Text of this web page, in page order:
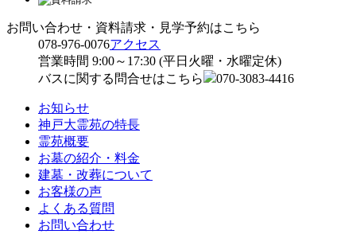
お問い合わせ・資料請求・見学予約はこちら
078-976-0076アクセス
営業時間 9:00～17:30 (平日火曜・水曜定休)
バスに関する問合せはこちら
070-3083-4416
お知らせ
神戸大霊苑の特長
霊苑概要
お墓の紹介・料金
建墓・改葬について
お客様の声
よくある質問
お問い合わせ